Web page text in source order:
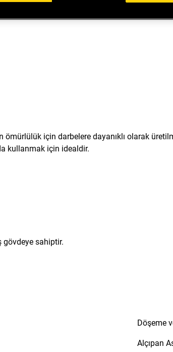
ömürlülük için darbelere dayanıklı olarak
kullanmak için idealdir.
gövdeye sahiptir.
Döşeme
Alçıpan